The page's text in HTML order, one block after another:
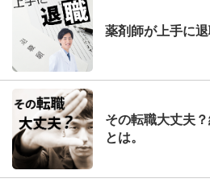
薬剤師が上手に
その転職大丈夫
とは。